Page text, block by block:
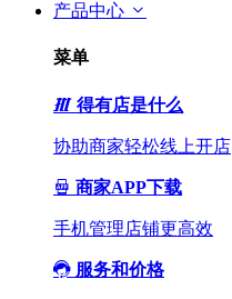
产品中心
菜单
得有店是什么
协助商家轻松线上开店
商家APP下载
手机管理店铺更高效
服务和价格